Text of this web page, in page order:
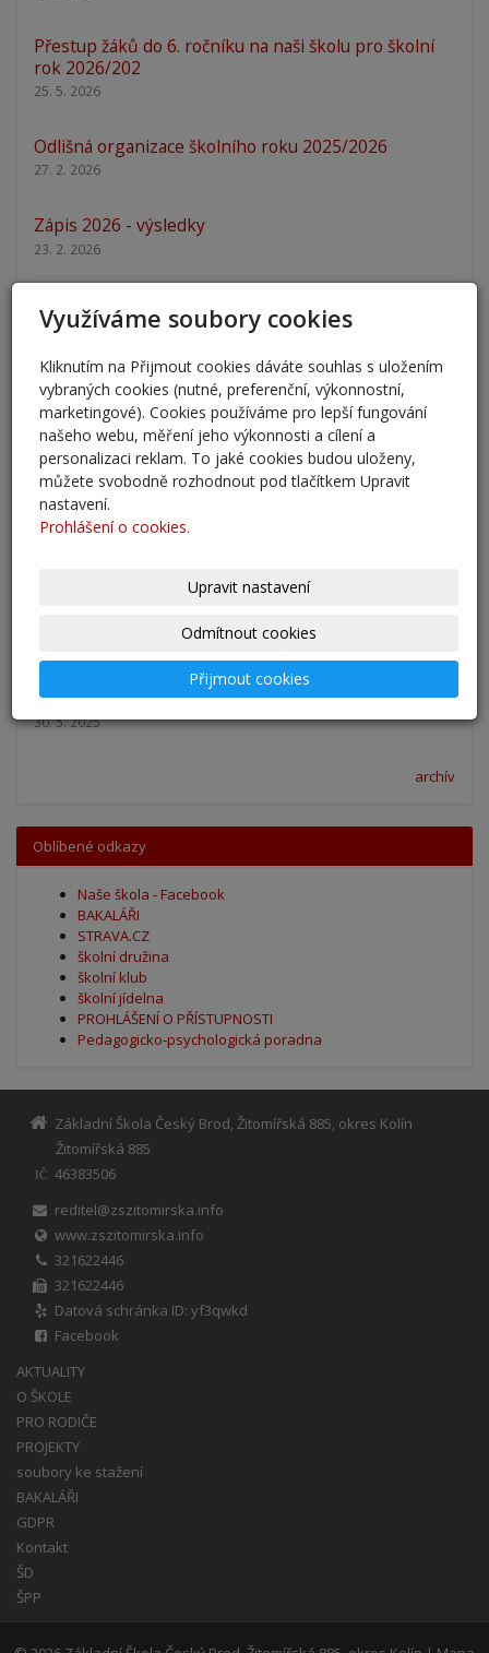
Přestup žáků do 6. ročníku na naši školu pro školní
rok 2026/202
25. 5. 2026
Odlišná organizace školního roku 2025/2026
27. 2. 2026
Zápis 2026 - výsledky
23. 2. 2026
Zápis 2026
14. 1. 2026
Nový školní rok - informace
31. 8. 2025
Pěšky do školy
29. 8. 2025
Adaptační kurzy
Výsledky - přestup do 6. očníku
30. 5. 2025
archív
Oblíbené odkazy
Naše škola - Facebook
BAKALÁŘI
STRAVA.CZ
školní družina
školní klub
školní jídelna
PROHLÁŠENÍ O PŘÍSTUPNOSTI
Pedagogicko-psychologická poradna
Základní Škola Český Brod, Žitomířská 885, okres Kolín
Žitomířská 885
IČ
46383506
reditel@zszitomirska.info
www.zszitomirska.info
321622446
321622446
Datová schránka ID: yf3qwkd
Facebook
AKTUALITY
O ŠKOLE
PRO RODIČE
PROJEKTY
soubory ke stažení
BAKALÁŘI
GDPR
Kontakt
ŠD
ŠPP
Využíváme soubory cookies
Kliknutím na Přijmout cookies dáváte souhlas s uložením
vybraných cookies (nutné, preferenční, výkonnostní,
marketingové). Cookies používáme pro lepší fungování
našeho webu, měření jeho výkonnosti a cílení a
personalizaci reklam. To jaké cookies budou uloženy,
můžete svobodně rozhodnout pod tlačítkem Upravit
nastavení.
Prohlášení o cookies.
Upravit nastavení
Odmítnout cookies
Přijmout cookies